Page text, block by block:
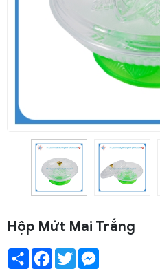
Hộp Mứt Mai Trắng
Share Facebook
Twitter